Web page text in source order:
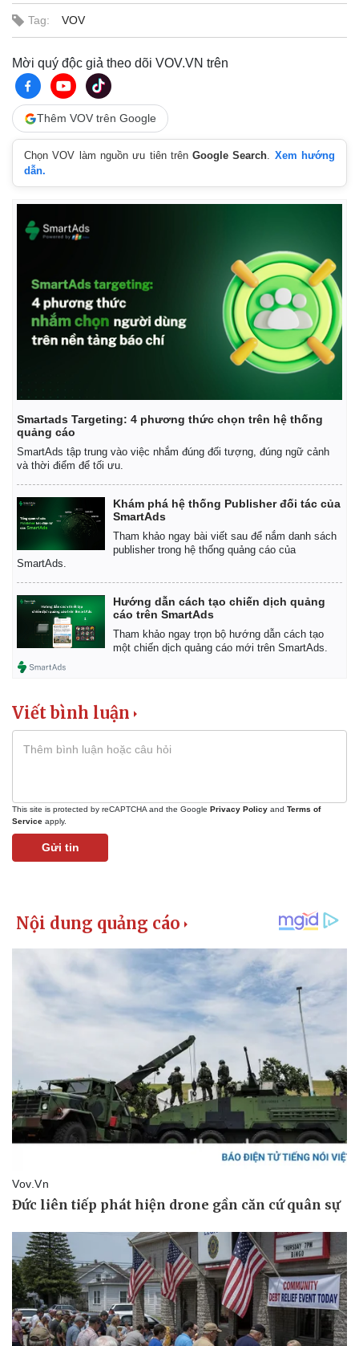
Bóng đá
Lịch thi đấu bóng đá
Thế giới thể thao
eSports
Hậu trường
Ô tô - Xe máy
Ô tô
Xe máy
Tag: VOV
Mời quý độc giả theo dõi VOV.VN trên
Thêm VOV trên Google
Chọn VOV làm nguồn ưu tiên trênGoogle Search. Xem hướng
dẫn.
Smartads Targeting: 4 phương thức chọn trên hệ thống
quảng cáo
SmartAds tập trung vào việc nhắm đúng đối tượng, đúng ngữ cảnh
và thời điểm để tối ưu.
Khám phá hệ thống Publisher đối tác của
SmartAds
Tham khảo ngay bài viết sau để nắm danh sách
publisher trong hệ thống quảng cáo của
SmartAds.
Hướng dẫn cách tạo chiến dịch quảng
cáo trên SmartAds
Tham khảo ngay trọn bộ hướng dẫn cách tạo
một chiến dịch quảng cáo mới trên SmartAds.
Viết bình luận
This site is protected by reCAPTCHA and the Google Privacy Policy and Terms of
Service apply.
Gửi tin